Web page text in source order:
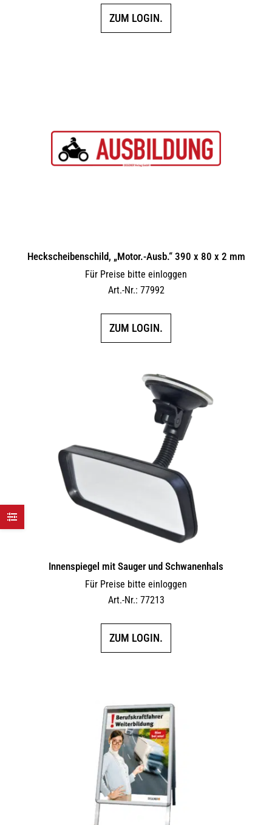
ZUM LOGIN.
Heckscheibenschild, „Motor.-Ausb.“ 390 x 80 x 2 mm
Für Preise bitte einloggen
Art.-Nr.: 77992
ZUM LOGIN.
Innen­spiegel mit Sauger und Schwanenhals
Für Preise bitte einloggen
Art.-Nr.: 77213
ZUM LOGIN.